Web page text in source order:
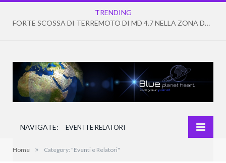
TRENDING
FORTE SCOSSA DI TERREMOTO DI MD 4.7 NELLA ZONA DEI CAMPI FLEGREI
NAVIGATE: EVENTI E RELATORI
Home » Category: "Eventi e Relatori"